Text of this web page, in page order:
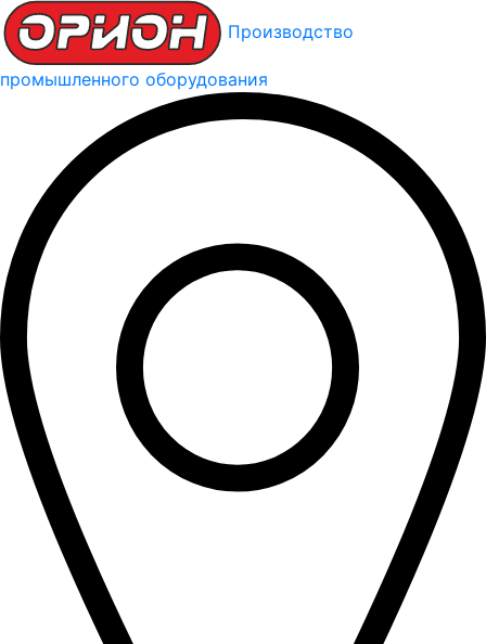
Производство
промышленного оборудования